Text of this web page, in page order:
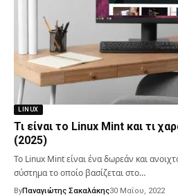
LINUX
Τι είναι το Linux Mint και τι
(2025)
Το Linux Mint είναι ένα δωρεάν και
σύστημα το οποίο βασίζεται στο…
ByΠαναγιώτης Σακαλάκης30 Μαΐου, 2022